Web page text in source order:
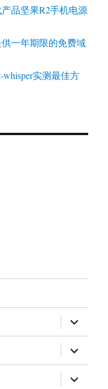
品坚果R2手机电源
一年期限的免费域
whisper实测最佳方
展
开
子
菜
单
展
开
子
菜
单
展
开